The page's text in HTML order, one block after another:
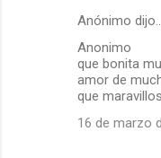
Anónimo
Anonimo
que bonita
amor de
que
16 de marzo